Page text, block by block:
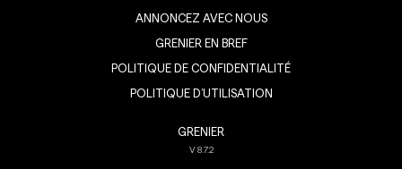
ANNONCEZ AVEC NOUS
GRENIER EN BREF
POLITIQUE DE CONFIDENTIALITÉ
POLITIQUE D’UTILISATION
GRENIER
V8.7.2